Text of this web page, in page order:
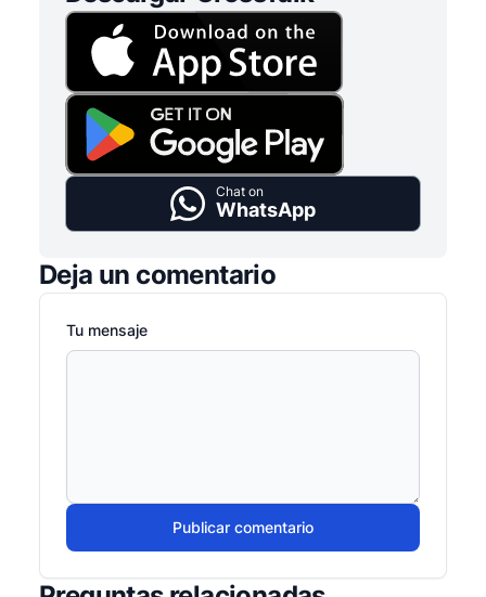
Chat on
WhatsApp
Deja un comentario
Tu mensaje
Publicar comentario